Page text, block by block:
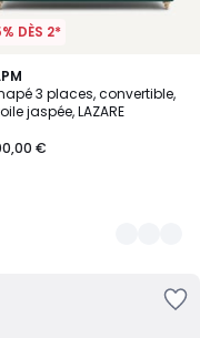
DÈS 2*
3 places, convertible,
jaspée, LAZARE
€